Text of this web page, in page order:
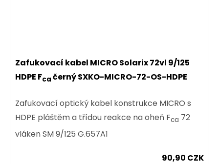
Zafukovací kabel MICRO Solarix 72vl 9/125
HDPE Fca černý SXKO-MICRO-72-OS-HDPE
Zafukovací optický kabel konstrukce MICRO s
HDPE pláštěm a třídou reakce na oheň Fca 72
vláken SM 9/125 G.657A1
90,90 CZK